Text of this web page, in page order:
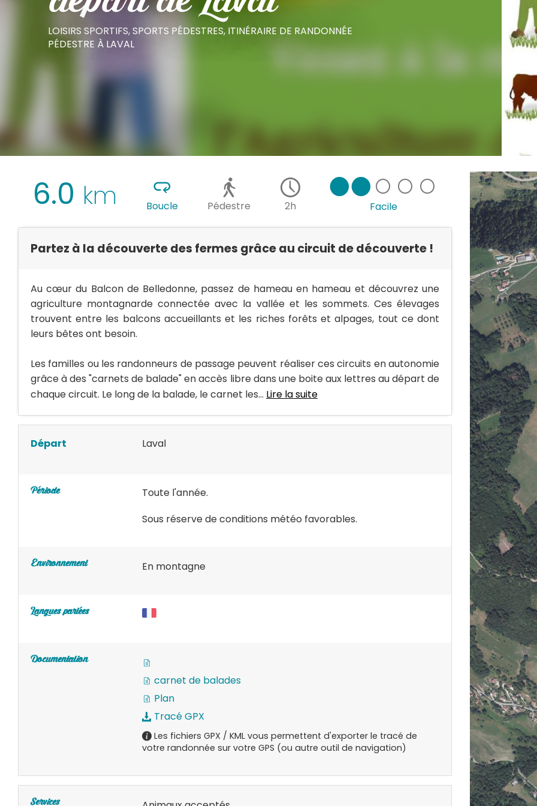
LOISIRS SPORTIFS,SPORTS PÉDESTRES, ITINÉRAIRE DE RANDONNÉE
PÉDESTRE À LAVAL
6.0 km Boucle Pédestre 2h Facile
Partez à la découverte des fermes grâce au circuit de découverte !
Au cœur du Balcon de Belledonne, passez de hameau en hameau et découvrez une
agriculture montagnarde connectée avec la vallée et les sommets. Ces élevages
trouvent entre les balcons accueillants et les riches forêts et alpages, tout ce dont
leurs bêtes ont besoin.
Les familles ou les randonneurs de passage peuvent réaliser ces circuits en autonomie
grâce à des "carnets de balade" en accès libre dans une boite aux lettres au départ de
chaque circuit. Le long de la balade, le carnet les... Lire la suite
Départ Laval
Période
Toute l'année.
Sous réserve de conditions météo favorables.
Environnement En montagne
Langues parlées
Documentation
carnet de balades
Plan
Tracé GPX
Les fichiers GPX / KML vous permettent d'exporter le tracé de
votre randonnée sur votre GPS (ou autre outil de navigation)
Services